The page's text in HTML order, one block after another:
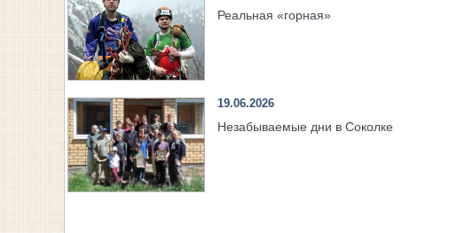
Реальная «горная»
19.06.2026
Незабываемые дни в Соколке